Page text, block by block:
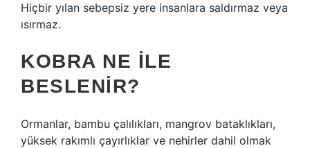
Hiçbir yılan sebepsiz yere insanlara saldırmaz veya
ısırmaz.
KOBRA NE ILE
BESLENIR?
Ormanlar, bambu çalılıkları, mangrov bataklıkları,
yüksek rakımlı çayırlıklar ve nehirler dahil olmak